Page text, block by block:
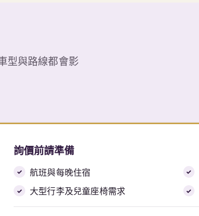
型與路線都會影
詢價前請準備
航班與每晚住宿
大型行李及兒童座椅需求